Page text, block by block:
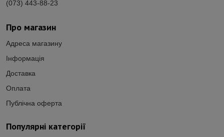
Популярні категорії
Про магазин
Адреса магазину
Інформація
Доставка
Оплата
Публічна оферта
(073) 443-88-23